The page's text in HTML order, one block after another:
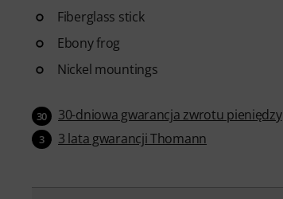
Fiberglass stick
Ebony frog
Nickel mountings
30 30-dniowa gwarancja zwrotu pieniędzy
3 3 lata gwarancji Thomann